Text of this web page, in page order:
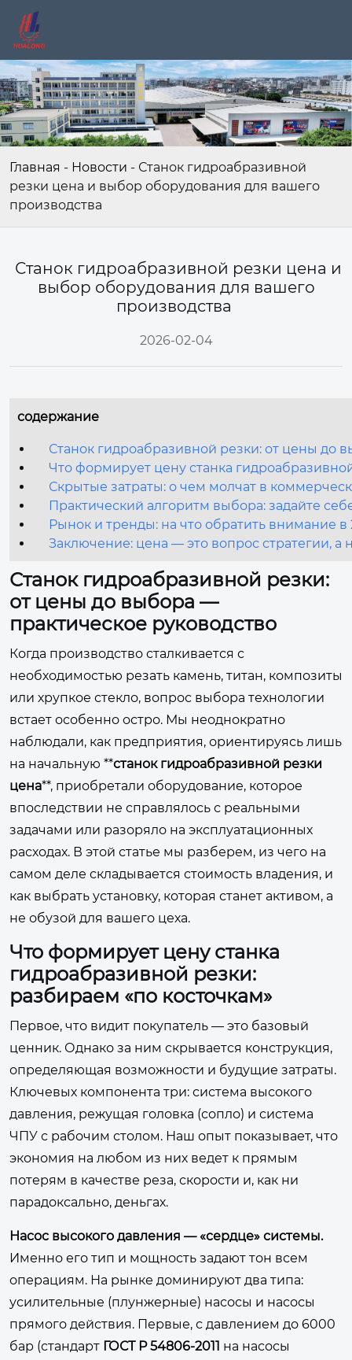
Главная - Новости - Станок гидроабразивной
резки цена и выбор оборудования для вашего
производства
Станок гидроабразивной резки цена и
выбор оборудования для вашего
производства
2026-02-04
содержание
Станок гидроабразивной резки: от цены до
Что формирует цену станка
Скрытые затраты: о чем молчат в
Практический алгоритм выбора: задайте
Рынок и тренды: на что обратить внимание в
Заключение: цена — это вопрос стратегии, а
Станок гидроабразивной резки:
от цены до выбора —
практическое руководство
Когда производство сталкивается с
необходимостью резать камень, титан, композиты
или хрупкое стекло, вопрос выбора технологии
встает особенно остро. Мы неоднократно
наблюдали, как предприятия, ориентируясь лишь
на начальную **станок гидроабразивной резки
цена**, приобретали оборудование, которое
впоследствии не справлялось с реальными
задачами или разоряло на эксплуатационных
расходах. В этой статье мы разберем, из чего на
самом деле складывается стоимость владения, и
как выбрать установку, которая станет активом, а
не обузой для вашего цеха.
Что формирует цену станка
гидроабразивной резки:
разбираем «по косточкам»
Первое, что видит покупатель — это базовый
ценник. Однако за ним скрывается конструкция,
определяющая возможности и будущие затраты.
Ключевых компонента три: система высокого
давления, режущая головка (сопло) и система
ЧПУ с рабочим столом. Наш опыт показывает, что
экономия на любом из них ведет к прямым
потерям в качестве реза, скорости и, как ни
парадоксально, деньгах.
Насос высокого давления — «сердце» системы.
Именно его тип и мощность задают тон всем
операциям. На рынке доминируют два типа:
усилительные (плунжерные) насосы и насосы
прямого действия. Первые, с давлением до 6000
бар (стандарт ГОСТ Р 54806-2011 на насосы